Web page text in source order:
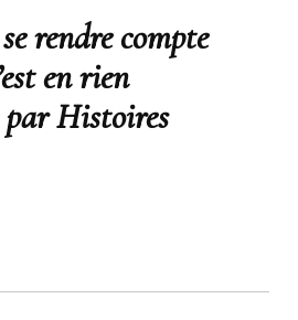
rendre compte
en rien
Histoires